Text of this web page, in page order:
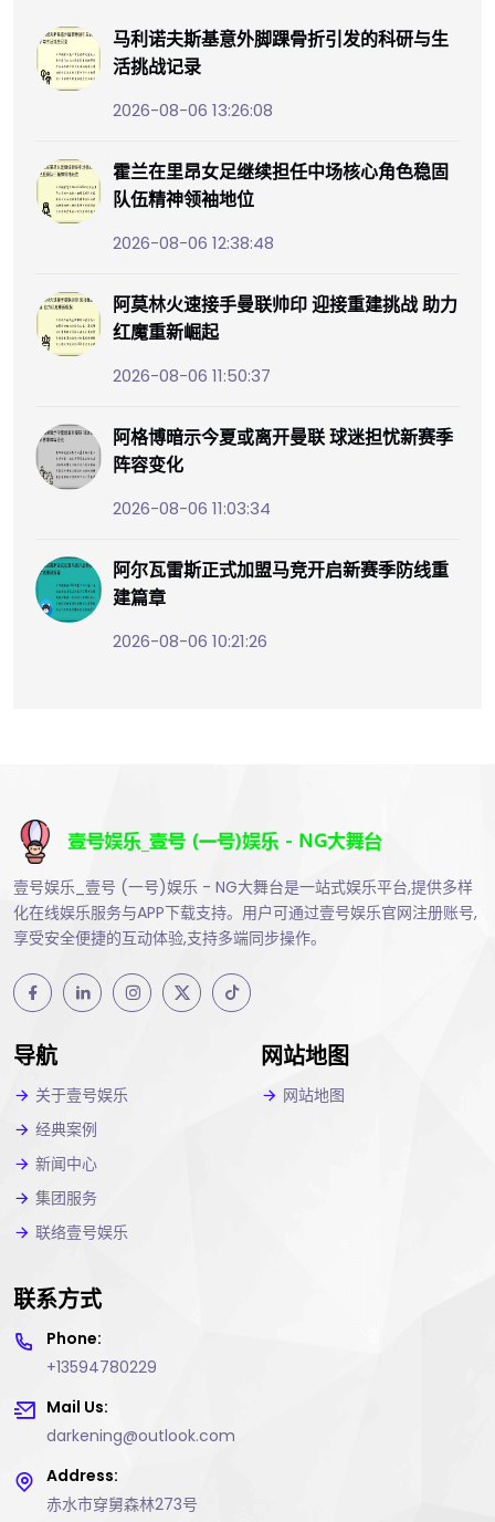
马利诺夫斯基意外脚踝骨折引发的科研与生
活挑战记录
2026-08-06 13:26:08
霍兰在里昂女足继续担任中场核心角色稳固
队伍精神领袖地位
2026-08-06 12:38:48
阿莫林火速接手曼联帅印 迎接重建挑战 助力
红魔重新崛起
2026-08-06 11:50:37
阿格博暗示今夏或离开曼联 球迷担忧新赛季
阵容变化
2026-08-06 11:03:34
阿尔瓦雷斯正式加盟马竞开启新赛季防线重
建篇章
2026-08-06 10:21:26
壹号娱乐_壹号 (一号)娱乐 - NG大舞台是一站式娱乐平台,提供多样
化在线娱乐服务与APP下载支持。用户可通过壹号娱乐官网注册账号,
享受安全便捷的互动体验,支持多端同步操作。
导航
关于壹号娱乐
经典案例
新闻中心
集团服务
联络壹号娱乐
网站地图
网站地图
联系方式
Phone:
+13594780229
Mail Us:
darkening@outlook.com
Address:
赤水市穿舅森林273号